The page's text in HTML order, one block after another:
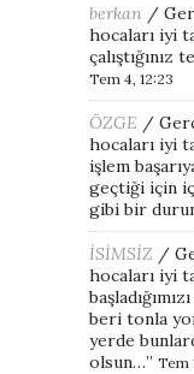
berkan /
hocaları iyi
çalıştığınız
Tem 4, 12:23
ÖZGE /
hocaları iyi
işlem
geçtiği için
gibi bir
İSİMSİZ /
hocaları iyi
beri tonla
yerde
olsun…” Tem